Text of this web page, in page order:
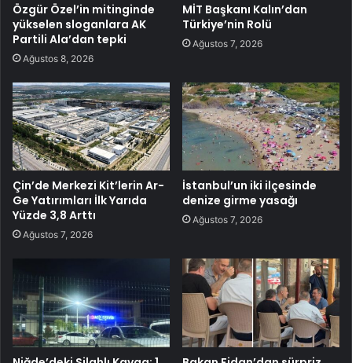
Özgür Özel’in mitinginde
yükselen sloganlara AK
Partili Ala’dan tepki
Ağustos 8, 2026
MİT Başkanı Kalın’dan
Türkiye’nin Rolü
Ağustos 7, 2026
Çin’de Merkezi Kit’lerin Ar-
Ge Yatırımları İlk Yarıda
Yüzde 3,8 Arttı
Ağustos 7, 2026
İstanbul’un iki ilçesinde
denize girme yasağı
Ağustos 7, 2026